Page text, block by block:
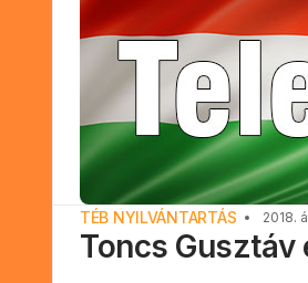
TÉB NYILVÁNTARTÁS 2018.
Toncs